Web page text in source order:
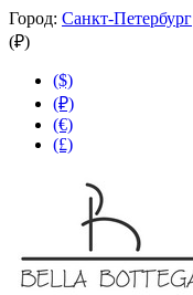
Город: Санкт-Петербург
(₽)
($)
(₽)
(€)
(£)